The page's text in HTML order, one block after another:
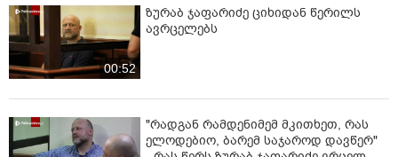
00:52
ზურაბ ჯაფარიძე ციხიდან წერილს
ავრცელებს
"რადგან რამდენიმემ მკითხეთ, რას
ელოდებიო, ბარემ საჯაროდ დავწერ"